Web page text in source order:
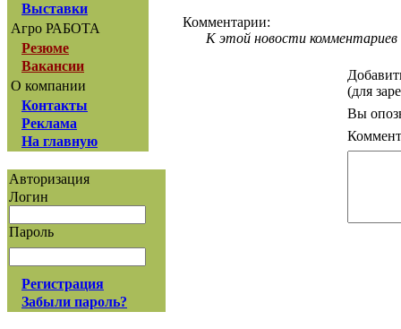
Выставки
Агро РАБОТА
Резюме
Вакансии
О компании
Контакты
Реклама
На главную
Авторизация
Логин
Пароль
Регистрация
Забыли пароль?
Комментарии:
К этой новости комментариев
(для
Вы